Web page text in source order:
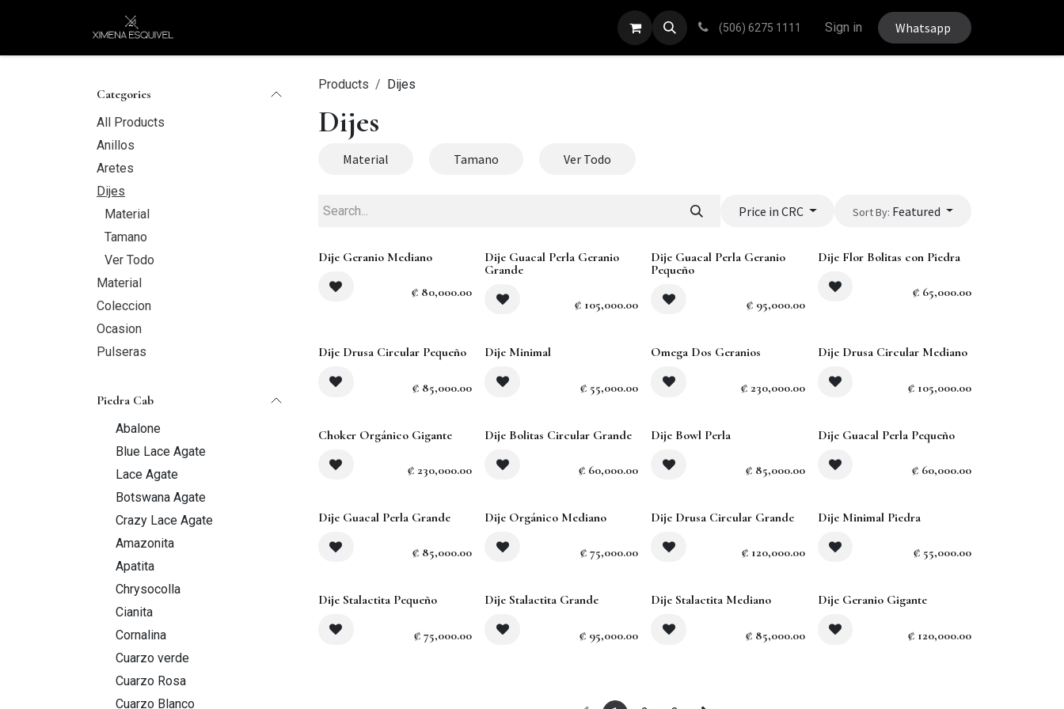
PULSERAS (506) 6275 1111 Sign in Whatsapp
Categories
All Products
Anillos
Aretes
Dijes
Material
Tamano
Ver Todo
Material
Coleccion
Ocasion
Pulseras
Piedra Cab
Abalone
Blue Lace Agate
Lace Agate
Botswana Agate
Crazy Lace Agate
Amazonita
Apatita
Chrysocolla
Cianita
Cornalina
Cuarzo verde
Cuarzo Rosa
Cuarzo Blanco
Products Dijes
Dijes
Material Tamano Ver Todo
Price in CRC Sort By: Featured
Dije Geranio Mediano
₡ 80,000.00
Dije Guacal Perla Geranio
Grande
₡ 105,000.00
Sold out
Dije Guacal Perla Geranio
Pequeño
₡ 95,000.00
Dije Flor Bolitas con Piedra
₡ 65,000.00
Sold out
Dije Drusa Circular Pequeño
₡ 85,000.00
Dije Minimal
₡ 55,000.00 Sold out
Omega Dos Geranios
₡ 230,000.00 Sold out
Dije Drusa Circular Mediano
₡ 105,000.00
Choker Orgánico Gigante
₡ 230,000.00
Dije Bolitas Circular Grande
₡ 60,000.00
Dije Bowl Perla
₡ 85,000.00
Dije Guacal Perla Pequeño
₡ 60,000.00
Dije Guacal Perla Grande
₡ 85,000.00 Sold out
Dije Orgánico Mediano
₡75,000.00 Sold out
Dije Drusa Circular Grande
₡ 120,000.00
Dije Minimal Piedra
₡ 55,000.00
Sold out
Dije Stalactita Pequeño
₡75,000.00 Sold out
Dije Stalactita Grande
₡ 95,000.00 Sold out
Dije Stalactita Mediano
₡ 85,000.00
Dije Geranio Gigante
₡ 120,000.00